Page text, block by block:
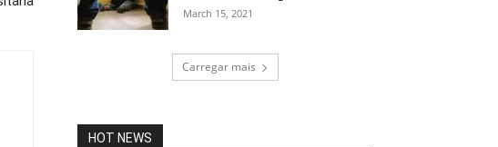
March 15, 2021
Carregar mais
HOT NEWS